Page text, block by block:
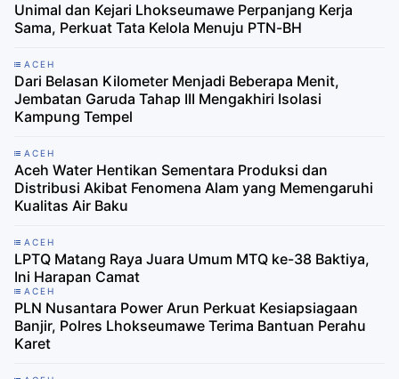
Unimal dan Kejari Lhokseumawe Perpanjang Kerja
Sama, Perkuat Tata Kelola Menuju PTN-BH
ACEH
Dari Belasan Kilometer Menjadi Beberapa Menit,
Jembatan Garuda Tahap III Mengakhiri Isolasi
Kampung Tempel
ACEH
Aceh Water Hentikan Sementara Produksi dan
Distribusi Akibat Fenomena Alam yang Memengaruhi
Kualitas Air Baku
ACEH
LPTQ Matang Raya Juara Umum MTQ ke-38 Baktiya,
Ini Harapan Camat
ACEH
PLN Nusantara Power Arun Perkuat Kesiapsiagaan
Banjir, Polres Lhokseumawe Terima Bantuan Perahu
Karet